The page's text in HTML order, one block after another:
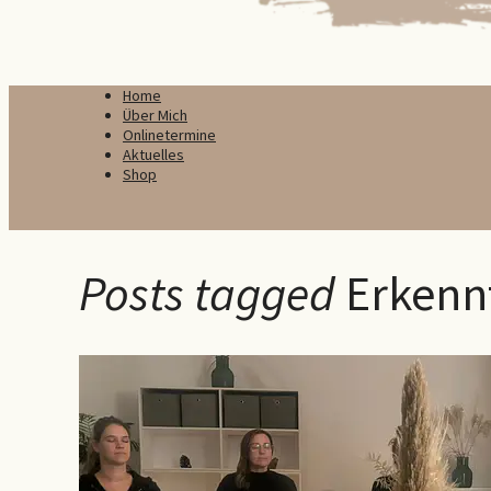
Home
Über Mich
Onlinetermine
Aktuelles
Shop
Posts tagged